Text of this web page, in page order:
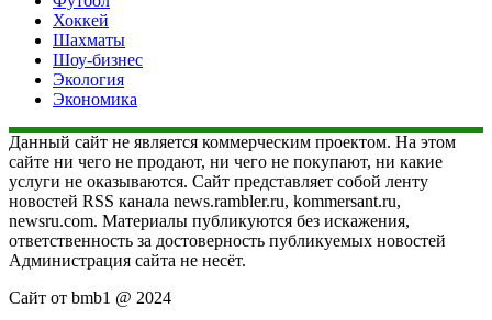
Хоккей
Шахматы
Шоу-бизнес
Экология
Экономика
Данный сайт не является коммерческим проектом. На этом
сайте ни чего не продают, ни чего не покупают, ни какие
услуги не оказываются. Сайт представляет собой ленту
новостей RSS канала news.rambler.ru, kommersant.ru,
newsru.com. Материалы публикуются без искажения,
ответственность за достоверность публикуемых новостей
Администрация сайта не несёт.
Сайт от bmb1 @ 2024